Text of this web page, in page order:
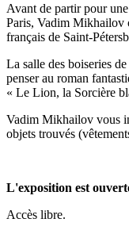
Avant de partir pour
Paris, Vadim Mikhailov
français de Saint-
La salle des boiseries
penser au roman
« Le Lion, la Sorcière
Vadim Mikhailov vous
objets trouvés
L'exposition est
Accès libre.